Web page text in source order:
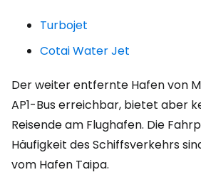
Turbojet
Cotai Water Jet
Der weiter entfernte Hafen von
AP1-Bus erreichbar, bietet aber
Reisende am Flughafen. Die
Häufigkeit des Schiffsverkehrs
vom Hafen Taipa.